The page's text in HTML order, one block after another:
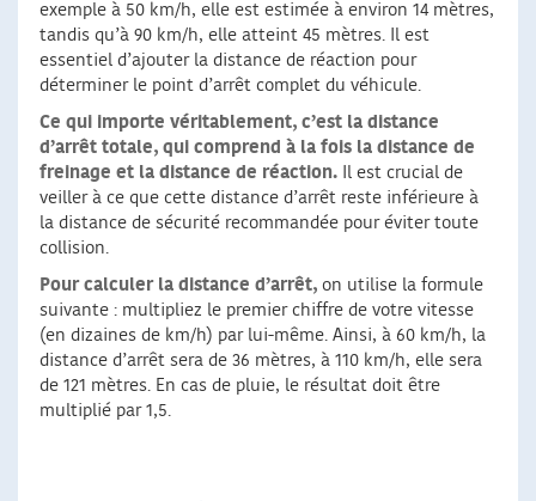
exemple à 50 km/h, elle est estimée à environ 14 mètres,
tandis qu’à 90 km/h, elle atteint 45 mètres. Il est
essentiel d’ajouter la distance de réaction pour
déterminer le point d’arrêt complet du véhicule.
Ce qui importe véritablement, c’est la distance
d’arrêt totale, qui comprend à la fois la distance de
freinage et la distance de réaction. Il est crucial de
veiller à ce que cette distance d’arrêt reste inférieure à
la distance de sécurité recommandée pour éviter toute
collision.
Pour calculer la distance d’arrêt, on utilise la formule
suivante : multipliez le premier chiffre de votre vitesse
(en dizaines de km/h) par lui-même. Ainsi, à 60 km/h, la
distance d’arrêt sera de 36 mètres, à 110 km/h, elle sera
de 121 mètres. En cas de pluie, le résultat doit être
multiplié par 1,5.